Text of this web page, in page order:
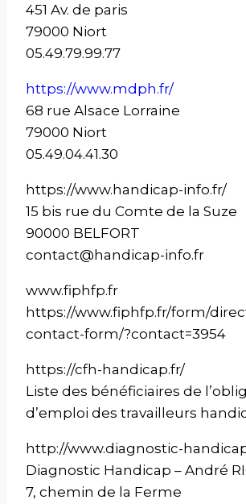
451 Av. de paris
79000 Niort
05.49.79.99.77
https://www.mdph.fr/
68 rue Alsace Lorraine
79000 Niort
05.49.04.41.30
https://www.handicap-info.fr/
15 bis rue du Comte de la Suze
90000 BELFORT
contact@handicap-info.fr
www.fiphfp.fr
https://www.fiphfp.fr/form/
contact-form/?contact=3954
https://cfh-handicap.fr/
Liste des bénéficiaires de
d’emploi des travailleurs
http://www.diagnostic-
Diagnostic Handicap – André
7, chemin de la Ferme